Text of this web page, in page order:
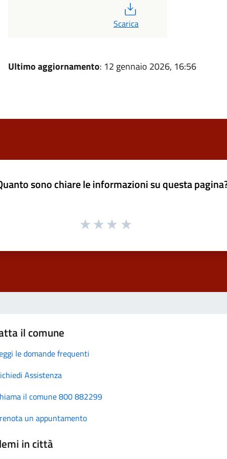
Scarica
Ultimo aggiornamento: 12 gennaio 2026, 16:56
sono chiare le informazioni su questa
il comune
le domande frequenti
Assistenza
il comune 800 882299
un appuntamento
in città